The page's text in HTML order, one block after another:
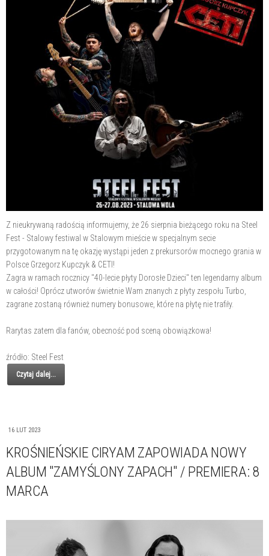
Z nieukrywaną radością informujemy, że 26 sierpnia bieżącego roku na Steel
Fest - Stalowy festiwal w Stalowym mieście w specjalnym secie
przygotowanym na tę okazję wystąpi jeden z prekursorów mocnego grania w
Polsce Grzegorz Kupczyk & CETI!
Zagra w ramach rocznicy "40-lecie płyty Dorosłe Dzieci" ten legendarny album
w całości! Oprócz utworów świetnie Wam znanych z płyty zespołu Turbo,
zagrane zostaną również numery bonusowe, które na płytę nie trafiły.
Rarytas zatem dla fanów, obecność pod sceną obowiązkowa!
źródło: Steel Fest
Czytaj dalej...
16 LUT 2023
KROŚNIEŃSKIE CIRYAM ZAPOWIADA NOWY
ALBUM "ZAMYŚLONY ZAPACH" / PREMIERA: 8
MARCA